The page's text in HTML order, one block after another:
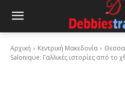
Αρχική Κεντρική Μακεδονία
Saloniqυe: Γαλλικές ιστορίες από το